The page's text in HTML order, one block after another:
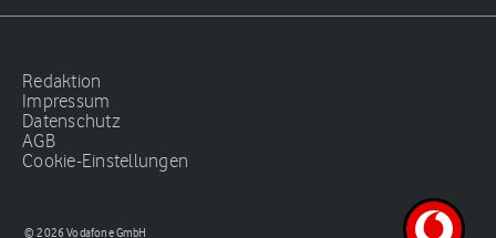
Redaktion
Impressum
Datenschutz
AGB
Cookie-Einstellungen
© 2026 Vodafone GmbH